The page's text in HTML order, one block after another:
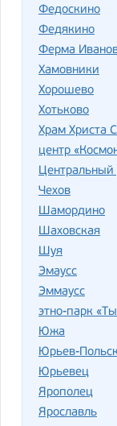
Федоскино
Федякино
Ферма
Хамовники
Хорошево
Хотьково
Храм Христа
центр
Центральный
Чехов
Шамордино
Шаховская
Шуя
Эмаусс
Эммаусс
этно-парк
Южа
Юрьев-
Юрьевец
Ярополец
Ярославль